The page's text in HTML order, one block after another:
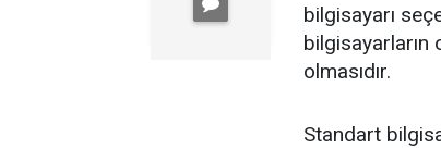
bilgisayarı
bilgisayarların
olmasıdır.
Standart